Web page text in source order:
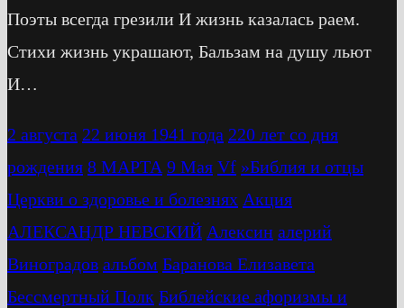
Поэты всегда грезили И жизнь казалась раем.
Стихи жизнь украшают, Бальзам на душу льют
И…
2 августа 22 июня 1941 года 220 лет со дня
рождения 8 МАРТА 9 Мая Vf »Библия и отцы
Церкви о здоровье и болезнях Акция
АЛЕКСАНДР НЕВСКИЙ Алексин алерий
Виноградов альбом Баранова Елизавета
Бессмертный Полк Библейские афоризмы и